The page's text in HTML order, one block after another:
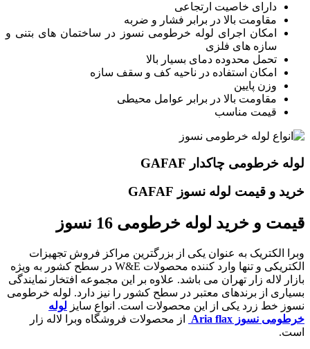
دارای خاصیت ارتجاعی
مقاومت بالا در برابر فشار و ضربه
امکان اجرای لوله خرطومی نسوز در ساختمان های بتنی و
سازه های فلزی
تحمل محدوده دمای بسیار بالا
امکان استفاده در ناحیه کف و سقف سازه
وزن پایین
مقاومت بالا در برابر عوامل محیطی
قیمت مناسب
لوله خرطومی چاکدار GAFAF
خرید و قیمت لوله نسوز GAFAF
قیمت و خرید لوله خرطومی 16 نسوز
وبرا الکتریک به عنوان یکی از بزرگترین مراکز فروش تجهیزات
الکتریکی و تنها وارد کننده محصولات W&E در سطح کشور به ویژه
بازار لاله زار تهران می باشد. علاوه بر این مجموعه افتخار نمایندگی
بسیاری از برندهای معتبر در سطح کشور را نیز دارد. لوله خرطومی
نسوز خط زرد یکی از این محصولات است. انواع سایز لوله
خرطومی نسوز Aria flax
از محصولات فروشگاه وبرا لاله زار
است.